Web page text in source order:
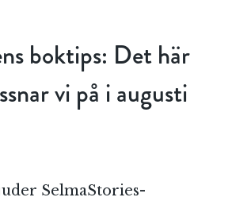
boktips: Det här
vi på i augusti
SelmaStories-